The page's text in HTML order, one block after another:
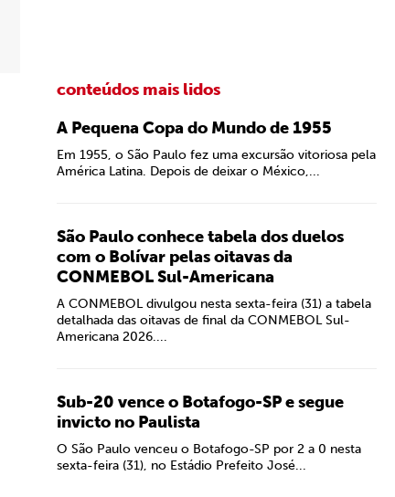
conteúdos mais lidos
A Pequena Copa do Mundo de 1955
Em 1955, o São Paulo fez uma excursão vitoriosa pela
América Latina. Depois de deixar o México,...
São Paulo conhece tabela dos duelos
com o Bolívar pelas oitavas da
CONMEBOL Sul-Americana
A CONMEBOL divulgou nesta sexta-feira (31) a tabela
detalhada das oitavas de final da CONMEBOL Sul-
Americana 2026....
Sub-20 vence o Botafogo-SP e segue
invicto no Paulista
O São Paulo venceu o Botafogo-SP por 2 a 0 nesta
sexta-feira (31), no Estádio Prefeito José...